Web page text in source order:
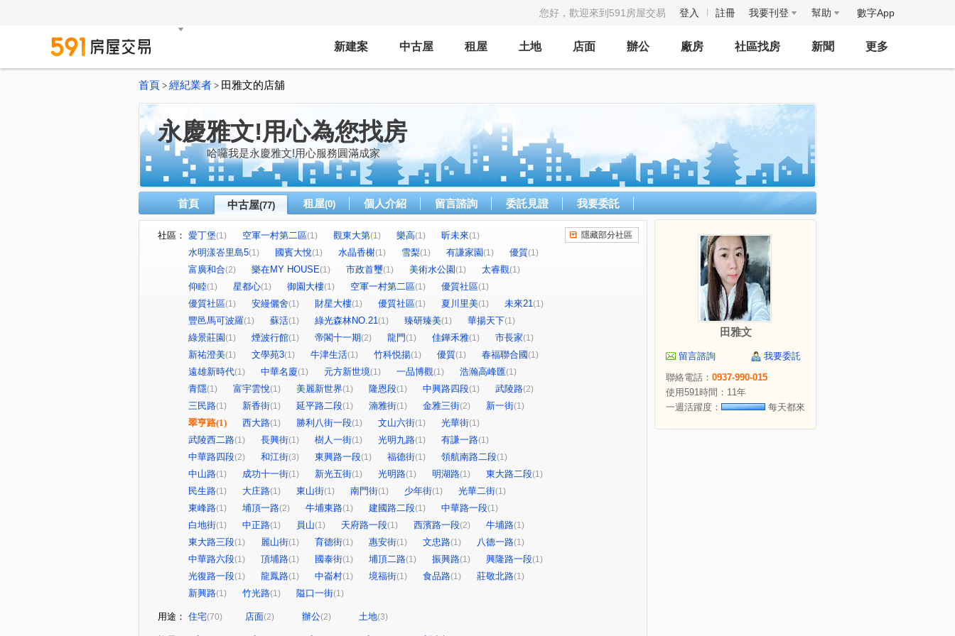
您好，歡迎來到591房屋交易 登入 註冊 我要刊登 幫助 數字App
新建案 中古屋 租屋 土地 店面 辦公 廠房 社區找房 新聞 更多
首頁 > 經紀業者 > 田雅文的店舖
永慶雅文!用心為您找房
哈囉我是永慶雅文!用心服務圓滿成家
首頁 中古屋(77) 租屋(0) 個人介紹 留言諮詢 委託見證 我要委託
社區： 愛丁堡(1) 空軍一村第二區(1) 觀東大第(1) 樂高(1) 昕未來(1)
水明漾峇里島5(1) 國賓大悅(1) 水晶香榭(1) 雪梨(1) 有謙家園(1) 優質(1)
富廣和合(2) 樂在MY HOUSE(1) 市政首璽(1) 美術水公園(1) 太睿觀(1)
仰睦(1) 星都心(1) 御園大樓(1) 空軍一村第二區(1) 優質社區(1)
優質社區(1) 安縵儷舍(1) 財星大樓(1) 優質社區(1) 夏川里美(1) 未來21(1)
豐邑馬可波羅(1) 蘇活(1) 綠光森林NO.21(1) 臻研臻美(1) 華揚天下(1)
綠景莊園 (1) 煙波行館(1) 帝閣十一期(2) 龍門 (1) 佳鏵禾雅(1) 市長家(1)
新祐澄美(1) 文學苑3(1) 牛津生活(1) 竹科悦揚(1) 優質(1) 春福聯合國 (1)
遠雄新時代(1) 中華名廈(1) 元方新世境(1) 一品博觀(1) 浩瀚高峰匯(1)
青隱(1) 富宇雲悅(1) 美麗新世界(1) 隆恩段(1) 中興路四段(1) 武陵路(2)
三民路(1) 新香街(1) 延平路二段(1) 湳雅街(1) 金雅三街(2) 新一街(1)
翠亨路(1) 西大路(1) 勝利八街一段(1) 文山六街(1) 光華街(1)
武陵西二路(1) 長興街(1) 樹人一街(1) 光明九路(1) 有謙一路(1)
中華路四段(2) 和江街(3) 東興路一段(1) 福德街(1) 領航南路二段(1)
中山路(1) 成功十一街(1) 新光五街(1) 光明路(1) 明湖路(1) 東大路二段(1)
民生路(1) 大庄路(1) 東山街(1) 南門街(1) 少年街(1) 光華二街(1)
東峰路(1) 埔頂一路(2) 牛埔東路(1) 建國路二段(1) 中華路一段(1)
白地街(1) 中正路(1) 員山(1) 天府路一段(1) 西濱路一段(2) 牛埔路(1)
東大路三段(1) 麗山街(1) 育德街(1) 惠安街(1) 文忠路(1) 八德一路(1)
中華路六段(1) 頂埔路(1) 國泰街(1) 埔頂二路(1) 振興路(1) 興隆路一段(1)
光復路一段(1) 龍鳳路(1) 中崙村(1) 境福街(1) 食品路(1) 莊敬北路(1)
新興路(1) 竹光路(1) 隘口一街(1)
隱藏部分社區
用途： 住宅(70) 店面(2) 辦公(2) 土地(3)
田雅文
留言諮詢
我要委託
聯絡電話： 0937-990-015
使用591時間：11年
一週活躍度：
每天都來